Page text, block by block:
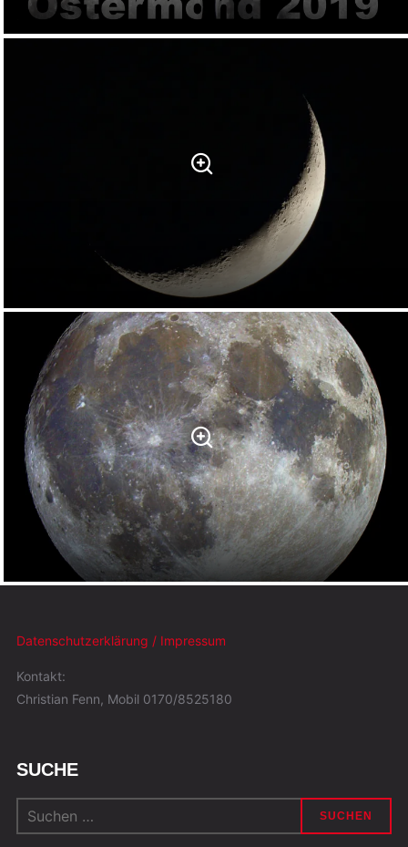
Datenschutzerklärung / Impressum
Kontakt:
Christian Fenn, Mobil 0170/8525180
SUCHE
Suchen
nach: